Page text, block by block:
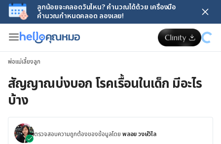
ลูกน้อยจะคลอดวันไหน? คำนวณได้ด้วย เครื่องมือ
คำนวณกำหนดคลอด ลองเลย!
พ่อแม่เลี้ยงลูก
สัญญาณบ่งบอก โรคเรื้อนในเด็ก มีอะไร
บ้าง
ตรวจสอบความถูกต้องของข้อมูลโดย พลอย วงษ์วิไล